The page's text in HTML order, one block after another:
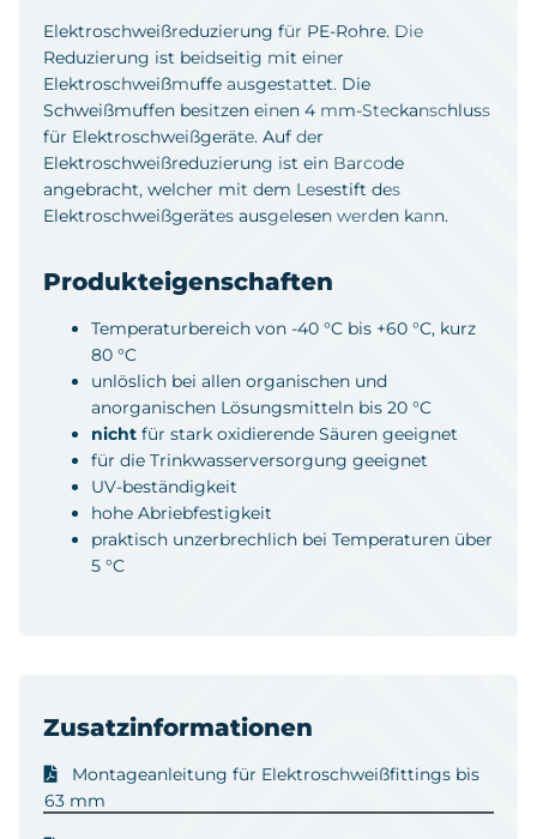
Elektroschweißreduzierung für PE-Rohre. Die
Reduzierung ist beidseitig mit einer
Elektroschweißmuffe ausgestattet. Die
Schweißmuffen besitzen einen 4 mm-Steckanschluss
für Elektroschweißgeräte. Auf der
Elektroschweißreduzierung ist ein Barcode
angebracht, welcher mit dem Lesestift des
Elektroschweißgerätes ausgelesen werden kann.
Produkteigenschaften
Temperaturbereich von -40 °C bis +60 °C, kurz
80 °C
unlöslich bei allen organischen und
anorganischen Lösungsmitteln bis 20 °C
nicht für stark oxidierende Säuren geeignet
für die Trinkwasserversorgung geeignet
UV-beständigkeit
hohe Abriebfestigkeit
praktisch unzerbrechlich bei Temperaturen über
5 °C
Zusatzinformationen
Montageanleitung für Elektroschweißfittings bis
63 mm